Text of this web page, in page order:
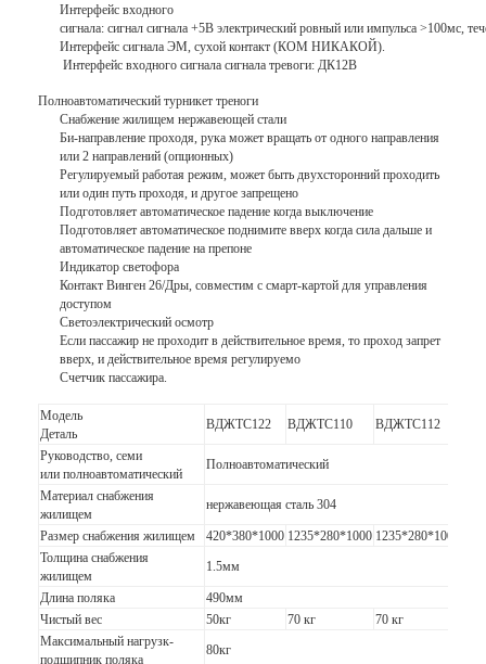
Домой
Продукты
Видеозаписи
Интерфейс входного
сигнала: сигнал сигнала +5В электрический ровный или импульса
Интерфейс сигнала ЭМ, сухой контакт (КОМ НИКАКОЙ).
Интерфейс входного сигнала сигнала тревоги: ДК12В
Полноавтоматический турникет треноги
Снабжение жилищем нержавеющей стали
Би-направление проходя, рука может вращать от одного направления
или 2 направлений (опционных)
Регулируемый работая режим, может быть двухсторонний проходить
или один путь проходя, и другое запрещено
Подготовляет автоматическое падение когда выключение
Подготовляет автоматическое поднимите вверх когда сила дальше и
автоматическое падение на препоне
Индикатор светофора
Контакт Винген 26/Дры, совместим с смарт-картой для управления
доступом
Светоэлектрический осмотр
Если пассажир не проходит в действительное время, то проход запрет
вверх, и действительное время регулируемо
Счетчик пассажира.
Модель
Деталь
ВДЖТС122 ВДЖТС110 ВДЖТС112
Руководство, семи
или полноавтоматический
Полноавтоматический
Материал снабжения
жилищем
нержавеющая сталь 304
Размер снабжения жилищем 420*380*1000 1235*280*1000 1235*280*1000
Толщина снабжения
жилищем
1.5мм
Длина поляка
490мм
Чистый вес
50кг 70 кг 70 кг
Максимальный нагрузк-
подшипник поляка
80кг